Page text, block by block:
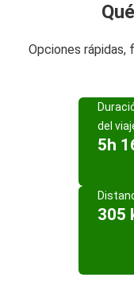
Opciones rápidas,
del
5h
305